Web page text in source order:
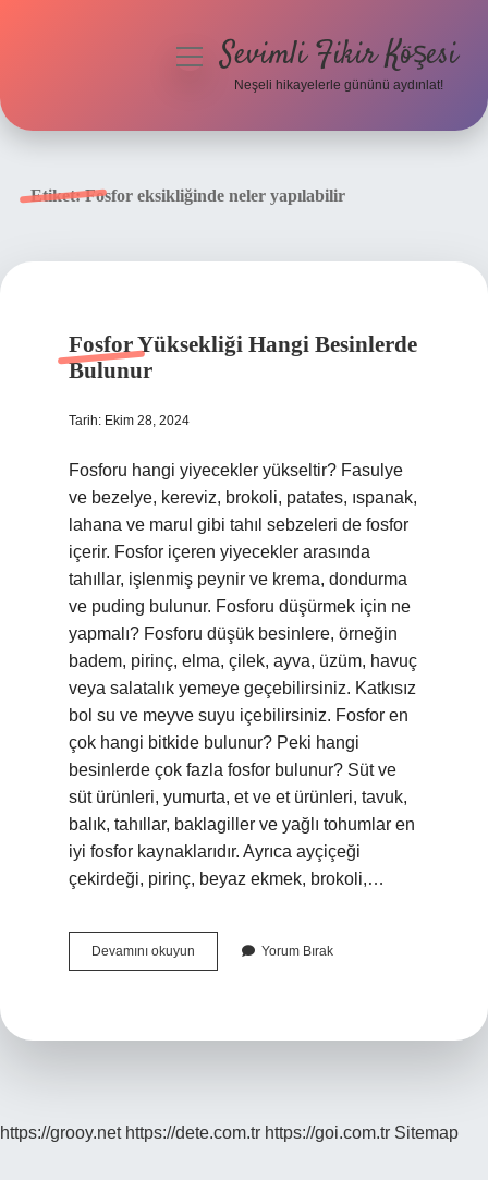
menüyüSevimli Fikir Köşesi
Neşeli hikayelerle gününü aydınlat!
Etiket:Fosfor eksikliğinde neler yapılabilir
Fosfor Yüksekliği Hangi Besinlerde
Bulunur
Tarih: Ekim 28, 2024
Fosforu hangi yiyecekler yükseltir? Fasulye
ve bezelye, kereviz, brokoli, patates, ıspanak,
lahana ve marul gibi tahıl sebzeleri de fosfor
içerir. Fosfor içeren yiyecekler arasında
tahıllar, işlenmiş peynir ve krema, dondurma
ve puding bulunur. Fosforu düşürmek için ne
yapmalı? Fosforu düşük besinlere, örneğin
badem, pirinç, elma, çilek, ayva, üzüm, havuç
veya salatalık yemeye geçebilirsiniz. Katkısız
bol su ve meyve suyu içebilirsiniz. Fosfor en
çok hangi bitkide bulunur? Peki hangi
besinlerde çok fazla fosfor bulunur? Süt ve
süt ürünleri, yumurta, et ve et ürünleri, tavuk,
balık, tahıllar, baklagiller ve yağlı tohumlar en
iyi fosfor kaynaklarıdır. Ayrıca ayçiçeği
çekirdeği, pirinç, beyaz ekmek, brokoli,…
Devamını okuyun
Yüksekliği
Yorum Bırak
https://grooy.net https://dete.com.tr https://goi.com.tr Sitemap